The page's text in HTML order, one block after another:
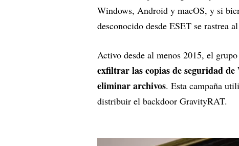
Windows, Android y macOS, y si
desconocido desde ESET se rastrea
Activo desde al menos 2015, el
exfiltrar las copias de seguridad
eliminar archivos. Esta campaña
distribuir el backdoor GravityRAT.